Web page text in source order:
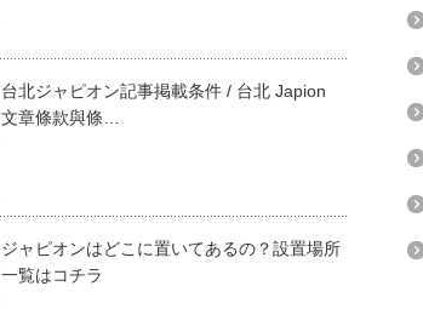
台北ジャピオン記事掲載条件 / 台北 Japion
文章條款與條…
ジャピオンはどこに置いてあるの？設置場所
一覧はコチラ